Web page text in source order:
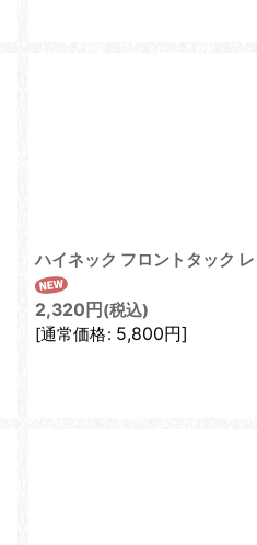
ハイネック フロントタック
2,320 円 (税込)
[通常価格: 5,800円]